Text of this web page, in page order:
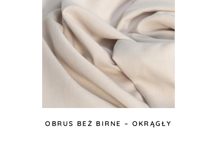
OBRUS BEŻ BIRNE – OKRĄGŁY